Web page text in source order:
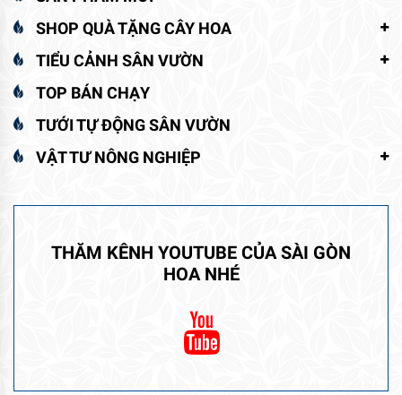
SHOP QUÀ TẶNG CÂY HOA
TIỂU CẢNH SÂN VƯỜN
TOP BÁN CHẠY
TƯỚI TỰ ĐỘNG SÂN VƯỜN
VẬT TƯ NÔNG NGHIỆP
THĂM KÊNH YOUTUBE CỦA SÀI GÒN
HOA NHÉ